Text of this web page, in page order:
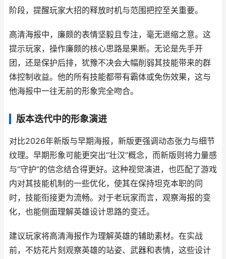
阶段，提醒玩家大招的释放时机与范围把控至关重要。
高清海报中，廉颇的表情坚毅且专注，毫无退缩之意。这
提示玩家，操作廉颇的核心思路是果断。无论是先手开
团，还是保护后排，犹豫不决会大幅削弱其技能带来的群
体控制收益。他的所有技能都带有霸体或免伤效果，这与
他海报中一往无前的形象完全吻合。
版本迭代中的形象演进
对比2026年新版与早期海报，新版更强调动态张力与细节
纹理。早期形象可能更突出“壮汉”概念，而新版则将力量感
与“守护”的信念结合得更好。这种视觉演进，也匹配了游戏
内对其技能机制的一些优化，使其在保持坦克本职的同
时，技能衔接更为流畅。对于老玩家而言，观察海报的变
化，也能侧面理解英雄设计思路的变迁。
建议玩家将高清海报作为理解英雄的辅助素材。在实战
前，不妨花片刻观察英雄的站姿、武器和表情，这些设计